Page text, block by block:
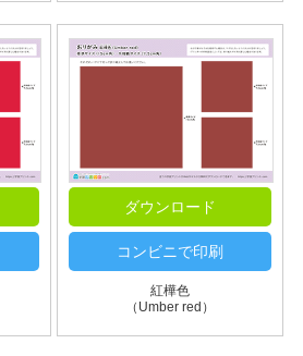
ダウンロード
コンビニで印刷
紅樺色
（Umber red）